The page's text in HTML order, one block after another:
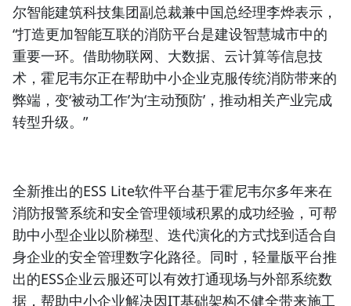
尔智能建筑科技集团副总裁兼中国总经理李烨表示，
“打造更加智能互联的消防平台是建设智慧城市中的
重要一环。借助物联网、大数据、云计算等信息技
术，霍尼韦尔正在帮助中小企业克服传统消防带来的
弊端，变‘被动工作’为‘主动预防’，推动相关产业完成
转型升级。”
全新推出的ESS Lite软件平台基于霍尼韦尔多年来在
消防报警系统和安全管理领域积累的成功经验，可帮
助中小型企业以阶梯型、迭代演化的方式找到适合自
身企业的安全管理数字化路径。同时，轻量版平台推
出的ESS企业云服还可以有效打通现场与外部系统数
据，帮助中小企业解决因IT基础架构不健全带来施工